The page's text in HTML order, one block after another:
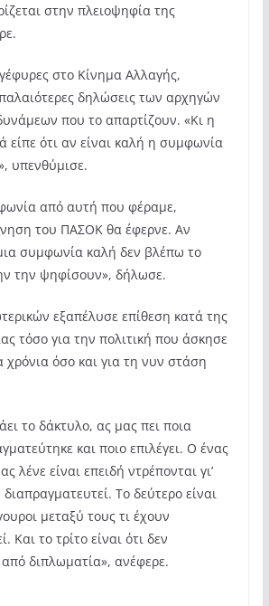
στην πλειοψηφία της
στο Κίνημα Αλλαγής,
δηλώσεις των αρχηγών
που το απαρτίζουν. «Κι η
είπε ότι αν είναι καλή η συμφωνία
υπενθύμισε.
από αυτή που φέραμε,
του ΠΑΣΟΚ θα έφερνε. Αν
συμφωνία καλή δεν βλέπω το
την ψηφίσουν», δήλωσε.
εξαπέλυσε επίθεση κατά της
τόσο για την πολιτική που άσκησε
όσο και για τη νυν στάση
το δάκτυλο, ας μας πει ποια
και ποιο επιλέγει. Ο ένας
λένε είναι επειδή ντρέπονται γι’
Το δεύτερο είναι
μεταξύ τους τι έχουν
Και το τρίτο είναι ότι δεν
διπλωματία», ανέφερε.